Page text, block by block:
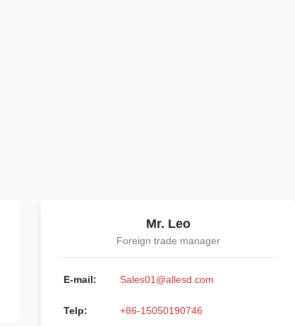
Mr. Leo
Foreign trade manager
E-mail: Sales01@allesd.com
Telp: +86-15050190746